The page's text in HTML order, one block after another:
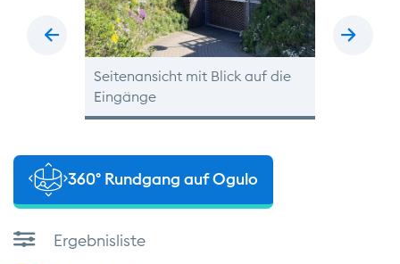
zurück vor
Seitenansicht mit Blick auf die
Eingänge
360° Rundgang auf Ogulo
Ergebnisliste